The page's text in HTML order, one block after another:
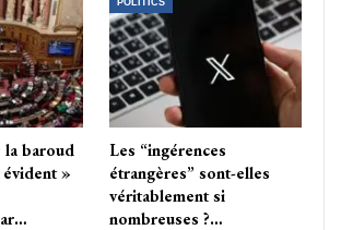
baroud
»
POLITICS
Les “ingérences
étrangères” sont-elles
véritablement si
nombreuses ?…